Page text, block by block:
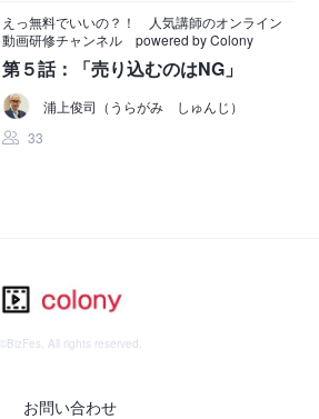
えっ無料でいいの？！ 人気講師のオンライン
動画研修チャンネル powered by Colony
第５話：「売り込むのはNG」
浦上俊司（うらがみ しゅんじ）
33
©BizFes, All rights reserved.
お問い合わせ